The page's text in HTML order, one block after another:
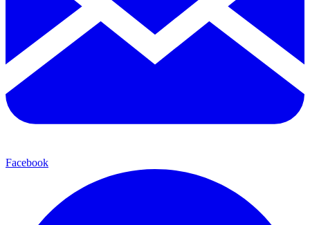
Facebook